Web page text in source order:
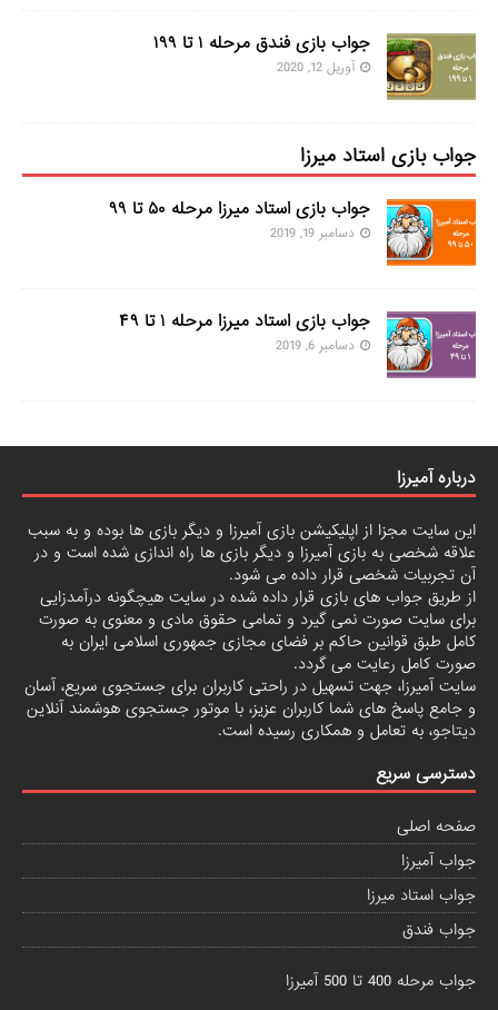
جواب بازی فندق مرحله ۱ تا ۱۹۹
آوریل 12, 2020
جواب بازی استاد میرزا
جواب بازی استاد میرزا مرحله ۵۰ تا ۹۹
دسامبر 19, 2019
جواب بازی استاد میرزا مرحله ۱ تا ۴۹
دسامبر 6, 2019
درباره آمیرزا
این سایت مجزا از اپلیکیشن بازی آمیرزا و دیگر بازی ها بوده و به سبب
علاقه شخصی به بازی آمیرزا و دیگر بازی ها راه اندازی شده است و در
آن تجربیات شخصی قرار داده می شود.
از طریق جواب های بازی قرار داده شده در سایت هیچگونه درآمدزایی
برای سایت صورت نمی گیرد و تمامی حقوق مادی و معنوی به صورت
کامل طبق قوانین حاکم بر فضای مجازی جمهوری اسلامی ایران به
صورت کامل رعایت می گردد.
سایت آمیرزا، جهت تسهیل در راحتی کاربران برای جستجوی سریع، آسان
و جامع پاسخ های شما کاربران عزیز، با موتور جستجوی هوشمند آنلاین
دیتاجو، به تعامل و همکاری رسیده است.
دسترسی سریع
صفحه اصلی
جواب آمیرزا
جواب استاد میرزا
جواب فندق
جواب مرحله 400 تا 500 آمیرزا